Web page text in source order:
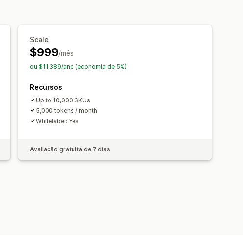
Scale
$999/mês
ou $11,389/ano (economia de 5%)
Recursos
Up to 10,000 SKUs
5,000 tokens / month
Whitelabel: Yes
Avaliação gratuita de 7 dias